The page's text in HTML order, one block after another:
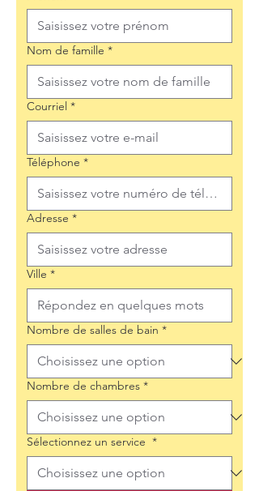
Nom de famille *
Courriel *
Téléphone *
Adresse *
Ville *
Nombre de salles de bain *
Nombre de chambres *
Sélectionnez un service *